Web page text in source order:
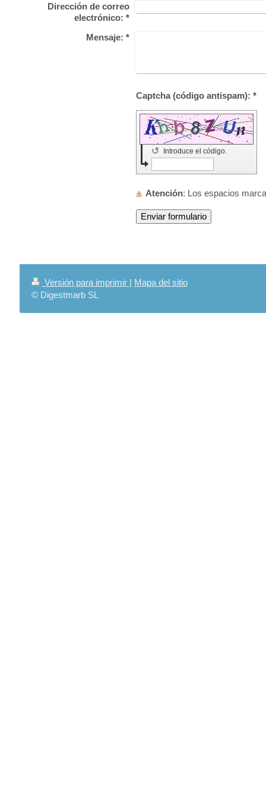
Dirección de correo
electrónico: *
Mensaje: *
Captcha (código antispam): *
Introduce el código.
↺
Atención : Los espacios
Versión para imprimir | Mapa del sitio
© Digestmarb SL